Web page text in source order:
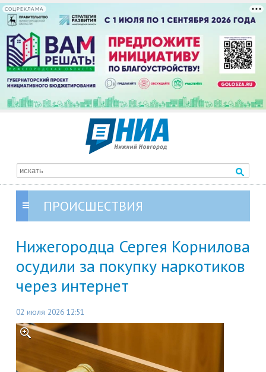
СОЦРЕКЛАМА
ПРОИСШЕСТВИЯ
Нижегородца Сергея Корнилова
осудили за покупку наркотиков
через интернет
02 июля 2026 12:51